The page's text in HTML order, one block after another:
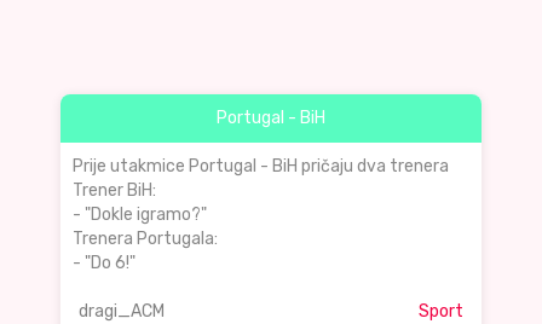
Portugal - BiH
Prije utakmice Portugal - BiH pričaju dva trenera
Trener BiH:
- "Dokle igramo?"
Trenera Portugala:
- "Do 6!"
dragi_ACM Sport